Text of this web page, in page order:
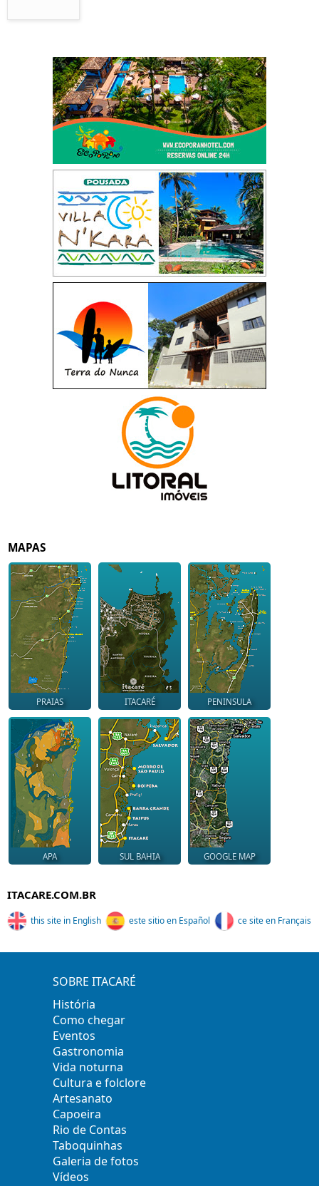
MAPAS
PRAIAS ITACARÉ PENINSULA
APA SUL BAHIA GOOGLE MAP
ITACARE.COM.BR
this site in English este sitio en Español ce site en Français
SOBRE ITACARÉ
História
Como chegar
Eventos
Gastronomia
Vida noturna
Cultura e folclore
Artesanato
Capoeira
Rio de Contas
Taboquinhas
Galeria de fotos
Vídeos